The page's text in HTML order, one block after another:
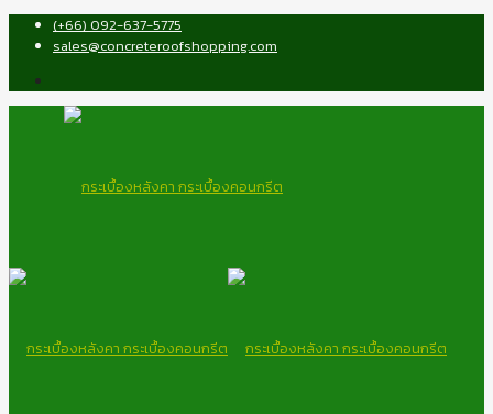
(+66) 092-637-5775
sales@concreteroofshopping.com